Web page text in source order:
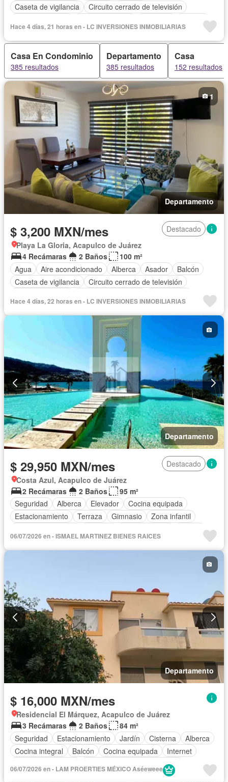
Caseta de vigilancia
Circuito cerrado de televisión
Internet
Jardín
Sala polivalente Seguridad
Permite niños
Solo familias
Completamente amueblado
Hace 4 días, 21 horas en - LC INVERSIONES INMOBILIARIAS
Casa En Condominio
385 resultados
Departamento
385 resultados
Casa
152 resultados
Departamento
1
$ 3,200 MXN/mes
Destacado
Playa La Gloria, Acapulco de Juárez
4 Recámaras
2 Baños
100 m²
Agua
Aire acondicionado Alberca Asador
Balcón
Caseta de vigilancia
Circuito cerrado de televisión
Estacionamiento
Gas natural Internet
Jardín
Seguridad Terraza
Permite niños
Completamente amueblado
Hace 4 días, 22 horas en - LC INVERSIONES INMOBILIARIAS
Departamento
$ 29,950 MXN/mes
Destacado
Costa Azul, Acapulco de Juárez
2 Recámaras
2 Baños
95 m²
Seguridad
Alberca Elevador
Cocina equipada
Estacionamiento
Terraza Gimnasio
Zona infantil
Acceso para personas con discapacidad
Sala polivalente
Asador
Caseta de vigilancia
Conserje
Completamente amueblado
06/07/2026 en - ISMAEL MARTINEZ BIENES RAICES
Departamento
$ 16,000 MXN/mes
Residencial El Márquez, Acapulco de Juárez
3 Recámaras
2 Baños
84 m²
Seguridad
Estacionamiento Jardín Cisterna
Alberca
Cocina integral
Balcón Cocina equipada
Internet
Circuito cerrado de televisión
06/07/2026 en - LAM PROERTIES MÉXICO Aséeweee